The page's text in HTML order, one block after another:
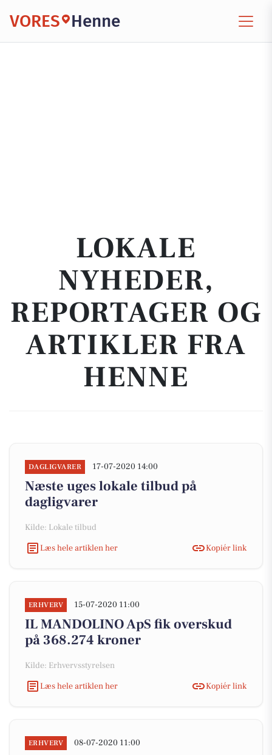
VORES Henne
LOKALE
NYHEDER,
REPORTAGER OG
ARTIKLER FRA
HENNE
DAGLIGVARER 17-07-2020 14:00
Næste uges lokale tilbud på
dagligvarer
Kilde: Lokale tilbud
Læs hele artiklen her
Kopiér link
ERHVERV 15-07-2020 11:00
IL MANDOLINO ApS fik overskud
på 368.274 kroner
Kilde: Erhvervsstyrelsen
Læs hele artiklen her
Kopiér link
ERHVERV 08-07-2020 11:00